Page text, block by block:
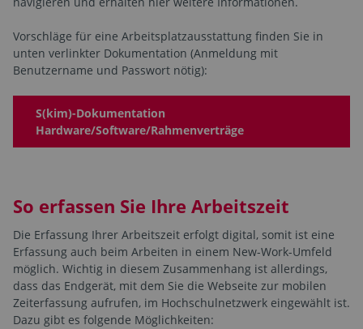
Vorschläge für eine Arbeitsplatzausstattung finden Sie in
unten verlinkter Dokumentation (Anmeldung mit
Benutzername und Passwort nötig):
S(kim)-Dokumentation
Hardware/Software/Rahmenverträge
So erfassen Sie Ihre Arbeitszeit
Die Erfassung Ihrer Arbeitszeit erfolgt digital, somit ist eine
Erfassung auch beim Arbeiten in einem New-Work-Umfeld
möglich. Wichtig in diesem Zusammenhang ist allerdings,
dass das Endgerät, mit dem Sie die Webseite zur mobilen
Zeiterfassung aufrufen, im Hochschulnetzwerk eingewählt ist.
Dazu gibt es folgende Möglichkeiten: